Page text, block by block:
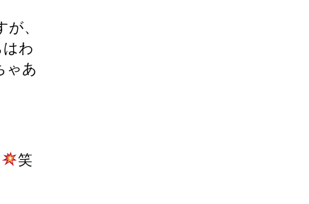
、
わ
ゃあ
笑